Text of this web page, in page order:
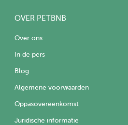
OVER PETBNB
Over ons
In de pers
Blog
Algemene voorwaarden
Oppasovereenkomst
Juridische informatie